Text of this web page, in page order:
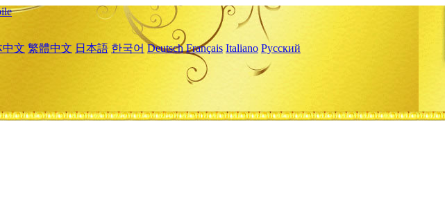
中文 繁體中文 日本語 한국어 Deutsch Français Italiano Русский